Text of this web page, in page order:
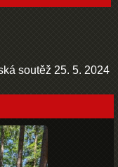
soutěž 25. 5. 2024